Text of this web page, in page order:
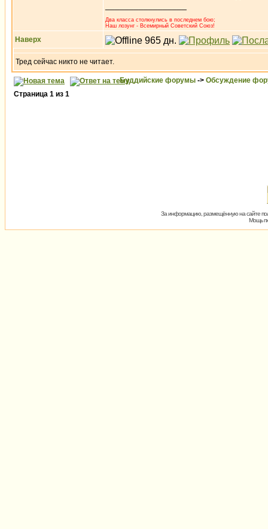
Два класса столкнулись в последнем бою;
Наш лозунг - Всемирный Советский Союз!
Наверх
Тред сейчас никто не читает.
Буддийские форумы -> Обсуждение
Страница 1 из 1
За информацию, размещённую на сайте
Мощь